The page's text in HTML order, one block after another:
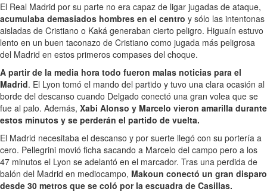
El Real Madrid por su parte no era capaz de ligar jugadas de ataque,
acumulaba demasiados hombres en el centro y sólo las intentonas
aisladas de Cristiano o Kaká generaban cierto peligro. Higuaín estuvo
lento en un buen taconazo de Cristiano como jugada más peligrosa
del Madrid en estos primeros compases del choque.
A partir de la media hora todo fueron malas noticias para el
Madrid. El Lyon tomó el mando del partido y tuvo una clara ocasión al
borde del descanso cuando Delgado conectó una gran volea que se
fue al palo. Además, Xabi Alonso y Marcelo vieron amarilla durante
estos minutos y se perderán el partido de vuelta.
El Madrid necesitaba el descanso y por suerte llegó con su portería a
cero. Pellegrini movió ficha sacando a Marcelo del campo pero a los
47 minutos el Lyon se adelantó en el marcador. Tras una perdida de
balón del Madrid en mediocampo, Makoun conectó un gran disparo
desde 30 metros que se coló por la escuadra de Casillas.